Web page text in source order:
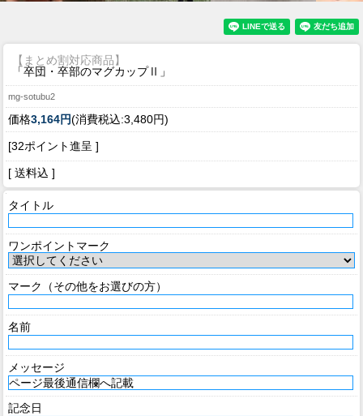
【まとめ割対応商品】
「卒団・卒部のマグカップⅡ」
mg-sotubu2
価格3,164円(消費税込:3,480円)
[32ポイント進呈 ]
[ 送料込 ]
タイトル
ワンポイントマーク
マーク（その他をお選びの方）
名前
メッセージ
記念日